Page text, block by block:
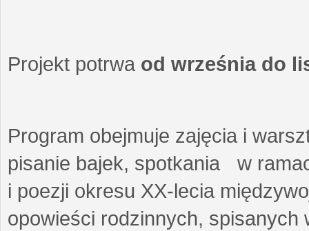
Projekt potrwa od września do
Program obejmuje zajęcia i
pisanie bajek, spotkania w
i poezji okresu XX-lecia
opowieści rodzinnych,